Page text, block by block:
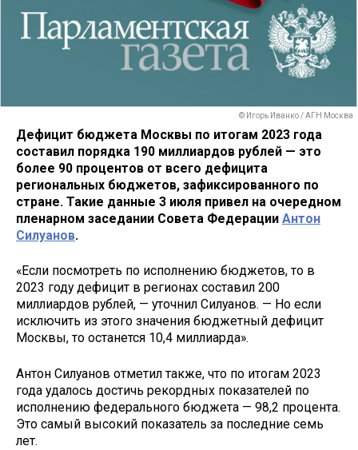
© Игорь Иванко / АГН Москва
Дефицит бюджета Москвы по итогам 2023 года
составил порядка 190 миллиардов рублей — это
более 90 процентов от всего дефицита
региональных бюджетов, зафиксированного по
стране. Такие данные 3 июля привел на очередном
пленарном заседании Совета Федерации Антон
Силуанов.
«Если посмотреть по исполнению бюджетов, то в
2023 году дефицит в регионах составил 200
миллиардов рублей, — уточнил Силуанов. — Но если
исключить из этого значения бюджетный дефицит
Москвы, то останется 10,4 миллиарда».
Антон Силуанов отметил также, что по итогам 2023
года удалось достичь рекордных показателей по
исполнению федерального бюджета — 98,2 процента.
Это самый высокий показатель за последние семь
лет.